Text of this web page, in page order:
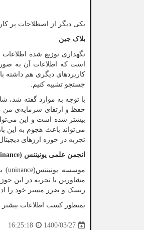
یکی دیگر از اصطلاحات پر
بلاک جین
نگهداری توزیع شده
است که اطلاعات آن به
کاربردهای دیگری هم داشته
جستجو تشبیه کنیم.
با توجه به موارد گفته شد،
حفظ و ارتقای سرمایه‌ی من
بیشتر شده است و این
می‌تواند باعث هجوم به این
تجربه در حوزه ارزهای
انجمن علمی یونیننس (
موسسه یونیننس(uninance
مشاورین با تجربه در این
ریسک و ضرر مسیر خود را
بمنظور کسب اطلاعات
1400/03/27
16:25:18